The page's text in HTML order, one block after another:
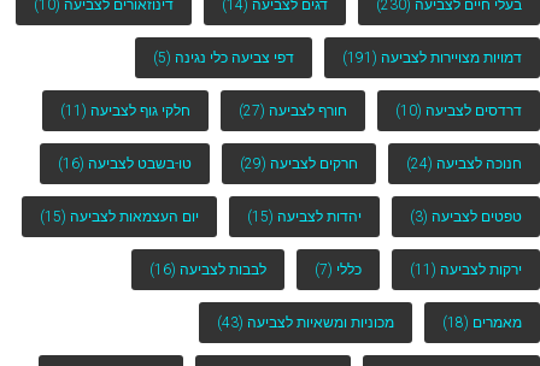
בעלי חיים לצביעה (230) דגים לצביעה (14) דינוזאורים לצביעה (10)
דמויות מצויירות לצביעה (191) דפי צביעה כלי נגינה (5)
דרדסים לצביעה (10) חורף לצביעה (27) חלקי גוף לצביעה (11)
חנוכה לצביעה (24) חרקים לצביעה (29) טו-בשבט לצביעה (16)
טפטים לצביעה (3) יהדות לצביעה (15) יום העצמאות לצביעה (15)
ירקות לצביעה (11) כללי (7) לבבות לצביעה (16)
מאמרים (18) מכוניות ומשאיות לצביעה (43)